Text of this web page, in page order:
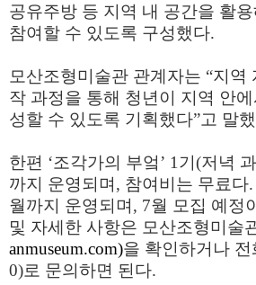
공유주방 등 지역 내 공간을 활
참여할 수 있도록 구성했다.
모산조형미술관 관계자는 “지역
작 과정을 통해 청년이 지역 안
성할 수 있도록 기획했다”고 말
한편 ‘조각가의 부엌’ 1 기 (저녁
까지 운영되며 , 참여비는 무료다
월까지 운영되며 , 7월 모집 예정
및 자세한 사항은 모산조형미술
anmuseum.com)을 확인하거나 전
0)로 문의하면 된다.